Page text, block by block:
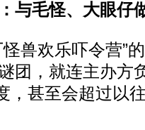
与毛怪、大眼仔
欢乐吓令营”
团，就连主办方
，甚至会超过以